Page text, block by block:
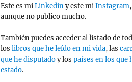
Este es miLinkediny este miInstagram,
aunque no publico mucho.
También puedes acceder al listado de
los libros que he leído en mi vida, las
que he disputadoy los países en los que
estado.